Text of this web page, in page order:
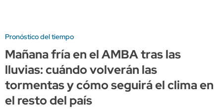
Pronóstico del tiempo
Mañana fría en el AMBA tras las
lluvias: cuándo volverán las
tormentas y cómo seguirá el clima en
el resto del país